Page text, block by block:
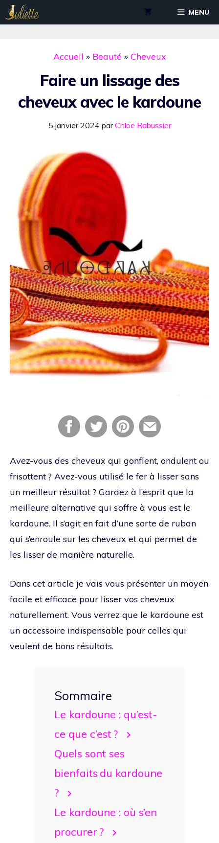
Aller
au
MENU
Accueil » Beauté» Cheveux
Faire un lissage des
cheveux avec le kardoune
5 janvier 2024 parChloe Rabussier
Avez-vous des cheveux qui gonflent, ondulent ou
frisottent ? Avez-vous utilisé le fer à lisser sans
un meilleur résultat ? Gardez à l’esprit que la
meilleure alternative qui s’offre à vous est le
kardoune. Il s’agit en fait d’une sorte de ruban
qui s’enroule sur les cheveux et qui permet de
les lisser de manière naturelle.
Dans cet article je vais vous présenter un moyen
facile et efficace pour lisser vos cheveux
naturellement. Vous verrez que le kardoune est
un accessoire indispensable pour celles qui
veulent de bons résultats.
Sommaire
Le kardoune : qu’est-
ce que c’est ?
Quels sont ses
bienfaits du kardoune
?
Le kardoune : où s’en
procurer ?